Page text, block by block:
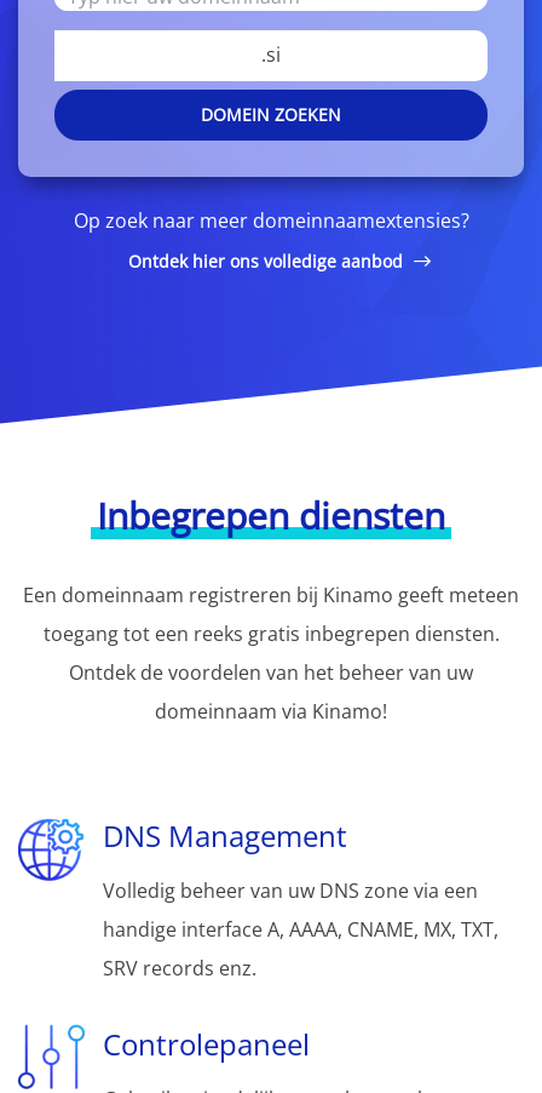
.si
DOMEIN ZOEKEN
Op zoek naar meer domeinnaamextensies?
Ontdek hier ons volledige aanbod
Inbegrepen diensten
Een domeinnaam registreren bij Kinamo geeft meteen
toegang tot een reeks gratis inbegrepen diensten.
Ontdek de voordelen van het beheer van uw
domeinnaam via Kinamo!
DNS Management
Volledig beheer van uw DNS zone via een
handige interface A, AAAA, CNAME, MX, TXT,
SRV records enz.
Controlepaneel